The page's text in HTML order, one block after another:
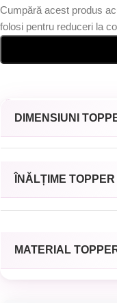
Cumpără acest produs
folosi pentru reduceri la
DIMENSIUNI
ÎNĂLȚIME TOPPER
MATERIAL